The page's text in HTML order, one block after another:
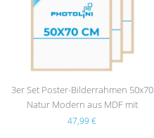
3er Set Poster-Bilderrahmen 50x70
Natur Modern aus MDF mit
Acrylglas
47,99 €